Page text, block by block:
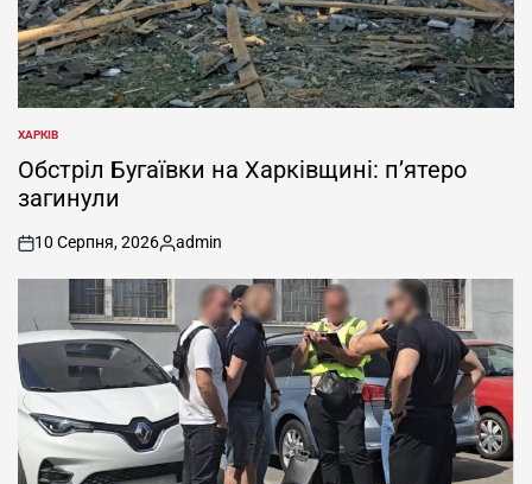
ОПУБЛІКУВАТИ
У
ХАРКІВ
Обстріл Бугаївки на Харківщині: п’ятеро
загинули
on
10 Серпня, 2026
Опубліковано
admin